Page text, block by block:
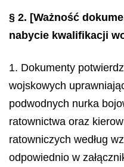
§ 2. [Ważność
nabycie kwalifikacji
1. Dokumenty
wojskowych
podwodnych nurka
ratownictwa oraz
ratowniczych według
odpowiednio w